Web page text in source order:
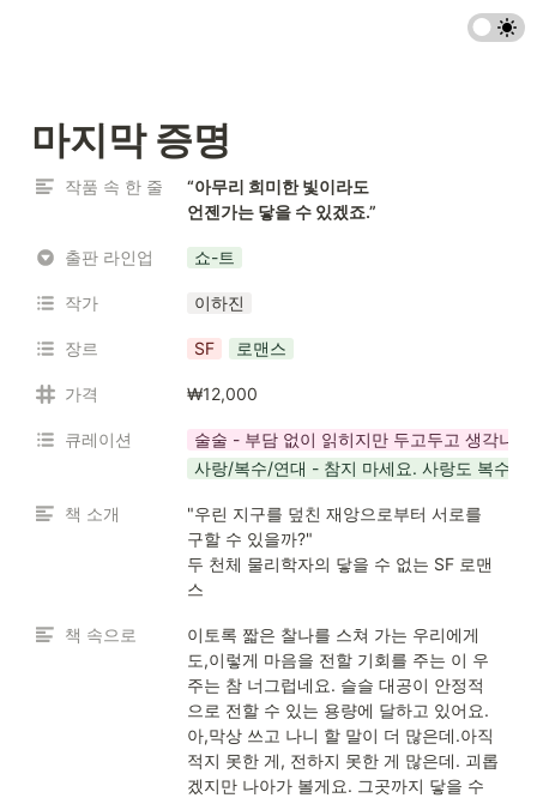
마지막 증명
작품 속 한 줄
“아무리 희미한 빛이라도
언젠가는 닿을 수 있겠죠.”
출판 라인업 쇼-트
작가 이하진
장르 SF 로맨스
가격 ₩12,000
큐레이션
술술 - 부담 없이 읽히지만 두고두고 생각나는
사랑/복수/연대 - 참지 마세요. 사랑도 복수도
책 소개
"우린 지구를 덮친 재앙으로부터 서로를
구할 수 있을까?"
두 천체 물리학자의 닿을 수 없는 SF 로맨
스
책 속으로
이토록 짧은 찰나를 스쳐 가는 우리에게
도,이렇게 마음을 전할 기회를 주는 이 우
주는 참 너그럽네요. 슬슬 대공이 안정적
으로 전할 수 있는 용량에 달하고 있어요.
아,막상 쓰고 나니 할 말이 더 많은데.아직
적지 못한 게, 전하지 못한 게 많은데. 괴롭
겠지만 나아가 볼게요. 그곳까지 닿을 수